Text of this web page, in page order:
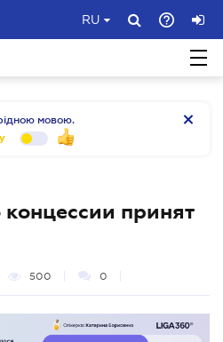
RU
мовою.
принят
500 0